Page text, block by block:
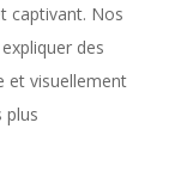
captivant. Nos
des
et visuellement
plus